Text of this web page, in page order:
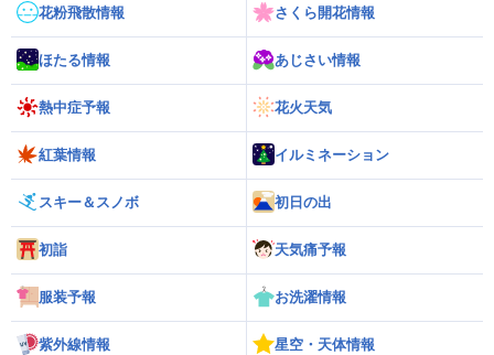
花粉飛散情報 さくら開花情報
ほたる情報 あじさい情報
熱中症予報 花火天気
紅葉情報 イルミネーション
スキー＆スノボ 初日の出
初詣 天気痛予報
服装予報 お洗濯情報
紫外線情報 星空・天体情報